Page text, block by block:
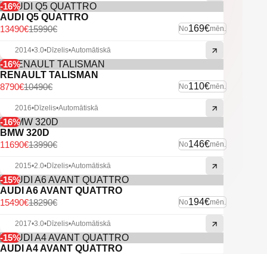
-16%
AUDI Q5 QUATTRO
No169€mēn.
15990€
13490€
2014•3.0•Dīzelis•Automātiskā
-16%
RENAULT TALISMAN
No110€mēn.
10490€
8790€
2016•Dīzelis•Automātiskā
-16%
BMW 320D
No146€mēn.
13990€
11690€
2015•2.0•Dīzelis•Automātiskā
-15%
AUDI A6 AVANT QUATTRO
No194€mēn.
18290€
15490€
2017•3.0•Dīzelis•Automātiskā
-15%
AUDI A4 AVANT QUATTRO